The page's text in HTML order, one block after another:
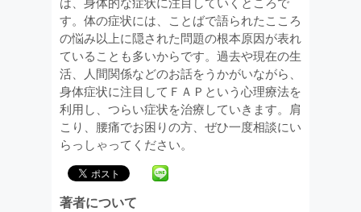
す。体の症状には、ことばで語られたこころ
の悩み以上に隠された問題の根本原因が表れ
ていることも多いからです。過去や現在の生
活、人間関係などのお話をうかがいながら、
身体症状に注目してＦＡＰという心理療法を
利用し、つらい症状を治療していきます。肩
こり、腰痛でお困りの方、ぜひ一度相談にい
らっしゃってください。
著者について